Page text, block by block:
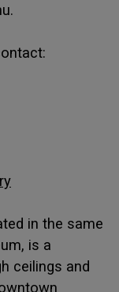
in the same
is a
ceilings and